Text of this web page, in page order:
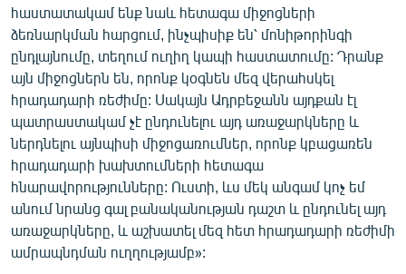
հաստատակամ ենք նաև հետագա միջոցների
ձեռնարկման հարցում, ինչպիսիք են՝ մոնիթորինգի
ընդլայնումը, տեղում ուղիղ կապի հաստատումը: Դրանք
այն միջոցներն են, որոնք կօգնեն մեզ վերահսկել
հրադադարի ռեժիմը: Սակայն Ադրբեջանն այդքան էլ
պատրաստակամ չէ ընդունելու այդ առաջարկները և
ներդնելու այնպիսի միջոցառումներ, որոնք կբացառեն
հրադադարի խախտումների հետագա
հնարավորությունները: Ուստի, ևս մեկ անգամ կոչ եմ
անում նրանց գալ բանականության դաշտ և ընդունել այդ
առաջարկները, և աշխատել մեզ հետ հրադադարի ռեժիմի
ամրապնդման ուղղությամբ»: